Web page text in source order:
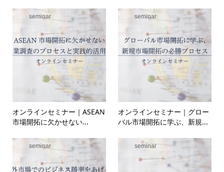
seminar
オンラインセミナー｜ASEAN
市場開拓に欠かせない...
seminar
オンラインセミナー｜グロー
バル市場開拓に学ぶ、新規...
seminar seminar